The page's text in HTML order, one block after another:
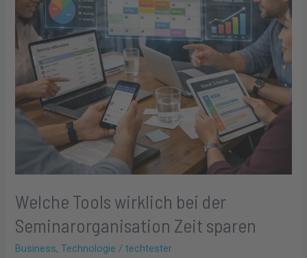
Welche Tools wirklich bei der
Seminarorganisation Zeit sparen
Business,Technologie /techtester
Zeit
sparen